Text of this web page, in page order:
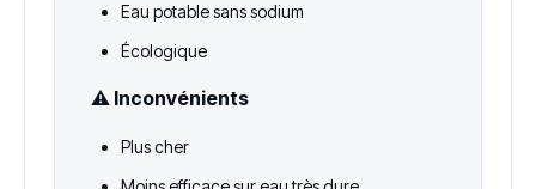
Eau potable sans sodium
Écologique
⚠️ Inconvénients
Plus cher